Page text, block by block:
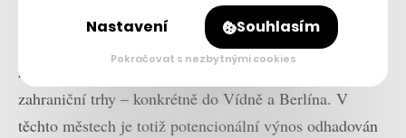
řadě chce rozšířit svou působnost do mnoha dalších
měst v Česku i na Slovensku, včetně Ostravy, Plzně,
Žiliny či Košic. Ještě významnější je ale vstup na
zahraniční trhy – konkrétně do Vídně a Berlína. V
těchto městech je totiž potencionální výnos odhadován
Nastavení Souhlasím
Pokračovat s nezbytnými cookies